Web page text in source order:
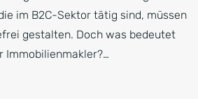
im B2C-Sektor tätig sind, müssen
gestalten. Doch was bedeutet
Immobilienmakler?…